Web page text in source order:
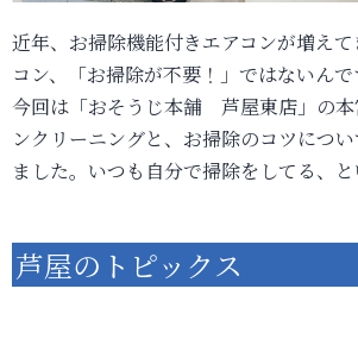
近年、お掃除機能付きエアコンが増え
コン、「お掃除が不要！」ではないんで
今回は「おそうじ本舗 芦屋東店」の本
ンクリーニングと、お掃除のコツにつ
ました。いつも自分で掃除をしてる、
芦屋のトピックス